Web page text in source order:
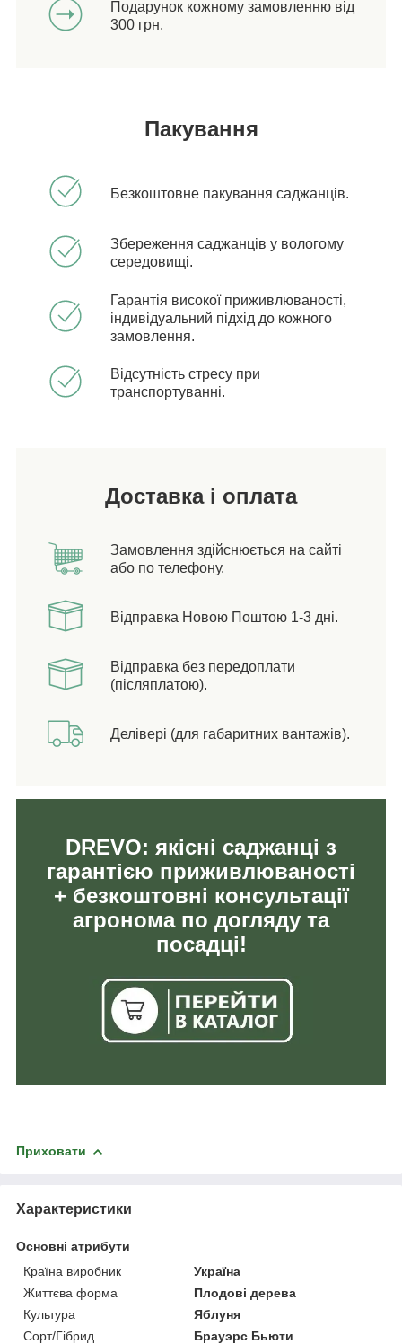
Подарунок кожному замовленню від
300 грн.
Пакування
Безкоштовне пакування саджанців.
Збереження саджанців у вологому
середовищі.
Гарантія високої приживлюваності,
індивідуальний підхід до кожного
замовлення.
Відсутність стресу при
транспортуванні.
Доставка і оплата
Замовлення здійснюється на сайті
або по телефону.
Відправка Новою Поштою 1-3 дні.
Відправка без передоплати
(післяплатою).
Делівері (для габаритних вантажів).
DREVO: якісні саджанці з
гарантією приживлюваності
+ безкоштовні консультації
агронома по догляду та
посадці!
Приховати
Характеристики
Основні атрибути
Країна виробник
Україна
Життєва форма
Плодові дерева
Культура
Яблуня
Сорт/Гібрид
Брауэрс Бьюти